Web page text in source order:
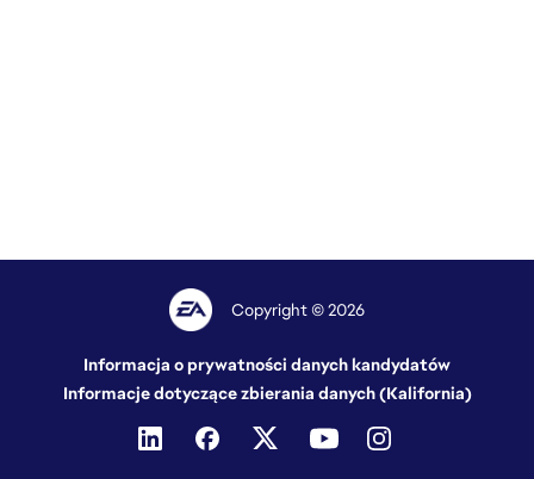
Copyright © 2026
Informacja o prywatności danych kandydatów
Informacje dotyczące zbierania danych (Kalifornia)